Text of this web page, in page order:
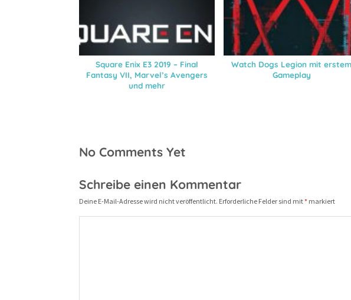
Square Enix E3 2019 – Final
Fantasy VII, Marvel’s Avengers
und mehr
Watch Dogs Legion mit erstem
Gameplay
No Comments Yet
Schreibe einen Kommentar
Deine E-Mail-Adresse wird nicht veröffentlicht. Erforderliche Felder sind mit* markiert